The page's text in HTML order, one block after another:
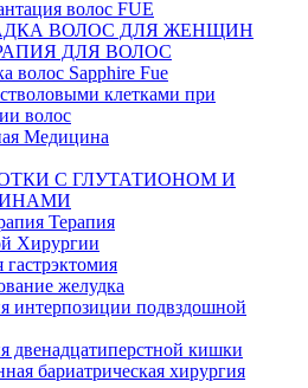
волос FUE
ВОЛОС ДЛЯ ЖЕНЩИН
ДЛЯ ВОЛОС
волос Sapphire Fue
клетками при
волос
Медицина
С ГЛУТАТИОНОМ И
Терапия
Хирургии
гастрэктомия
желудка
интерпозиции подвздошной
двенадцатиперстной кишки
бариатрическая хирургия